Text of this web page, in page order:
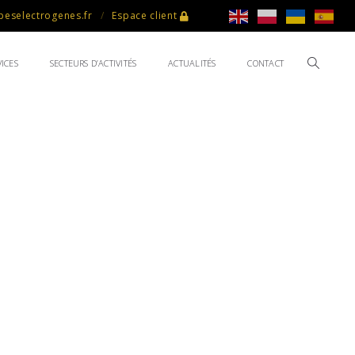
Espace client
SECTEURS D’ACTIVITÉS ACTUALITÉS CONTACT